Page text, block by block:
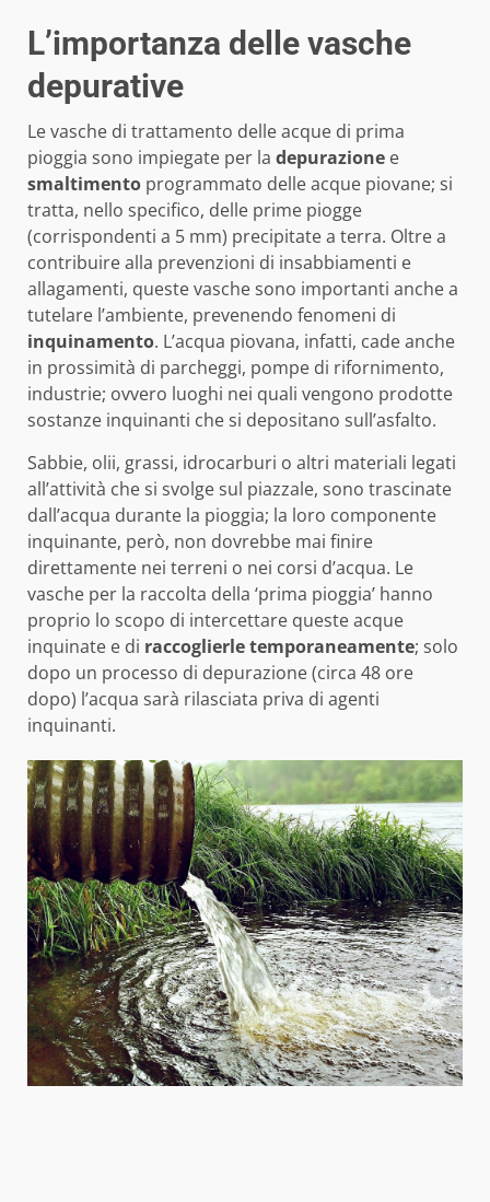
L’importanza delle vasche
depurative
Le vasche di trattamento delle acque di prima
pioggia sono impiegate per la depurazione e
smaltimento programmato delle acque piovane; si
tratta, nello specifico, delle prime piogge
(corrispondenti a 5 mm) precipitate a terra. Oltre a
contribuire alla prevenzioni di insabbiamenti e
allagamenti, queste vasche sono importanti anche a
tutelare l’ambiente, prevenendo fenomeni di
inquinamento. L’acqua piovana, infatti, cade anche
in prossimità di parcheggi, pompe di rifornimento,
industrie; ovvero luoghi nei quali vengono prodotte
sostanze inquinanti che si depositano sull’asfalto.
Sabbie, olii, grassi, idrocarburi o altri materiali legati
all’attività che si svolge sul piazzale, sono trascinate
dall’acqua durante la pioggia; la loro componente
inquinante, però, non dovrebbe mai finire
direttamente nei terreni o nei corsi d’acqua. Le
vasche per la raccolta della ‘prima pioggia’ hanno
proprio lo scopo di intercettare queste acque
inquinate e di raccoglierle temporaneamente; solo
dopo un processo di depurazione (circa 48 ore
dopo) l’acqua sarà rilasciata priva di agenti
inquinanti.